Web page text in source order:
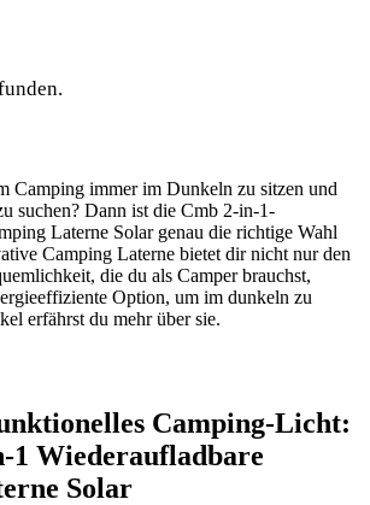
Camping ⁤immer im Dunkeln zu sitzen und
‌suchen? Dann‍ ist die⁣ Cmb 2-in-1-
‌Laterne‍ Solar genau die richtige Wahl
Camping Laterne bietet dir nicht nur den
die du als Camper brauchst,
Option, um im dunkeln zu
erfährst du⁢ mehr über sie.
Camping-Licht:
1 Wiederaufladbare
Solar